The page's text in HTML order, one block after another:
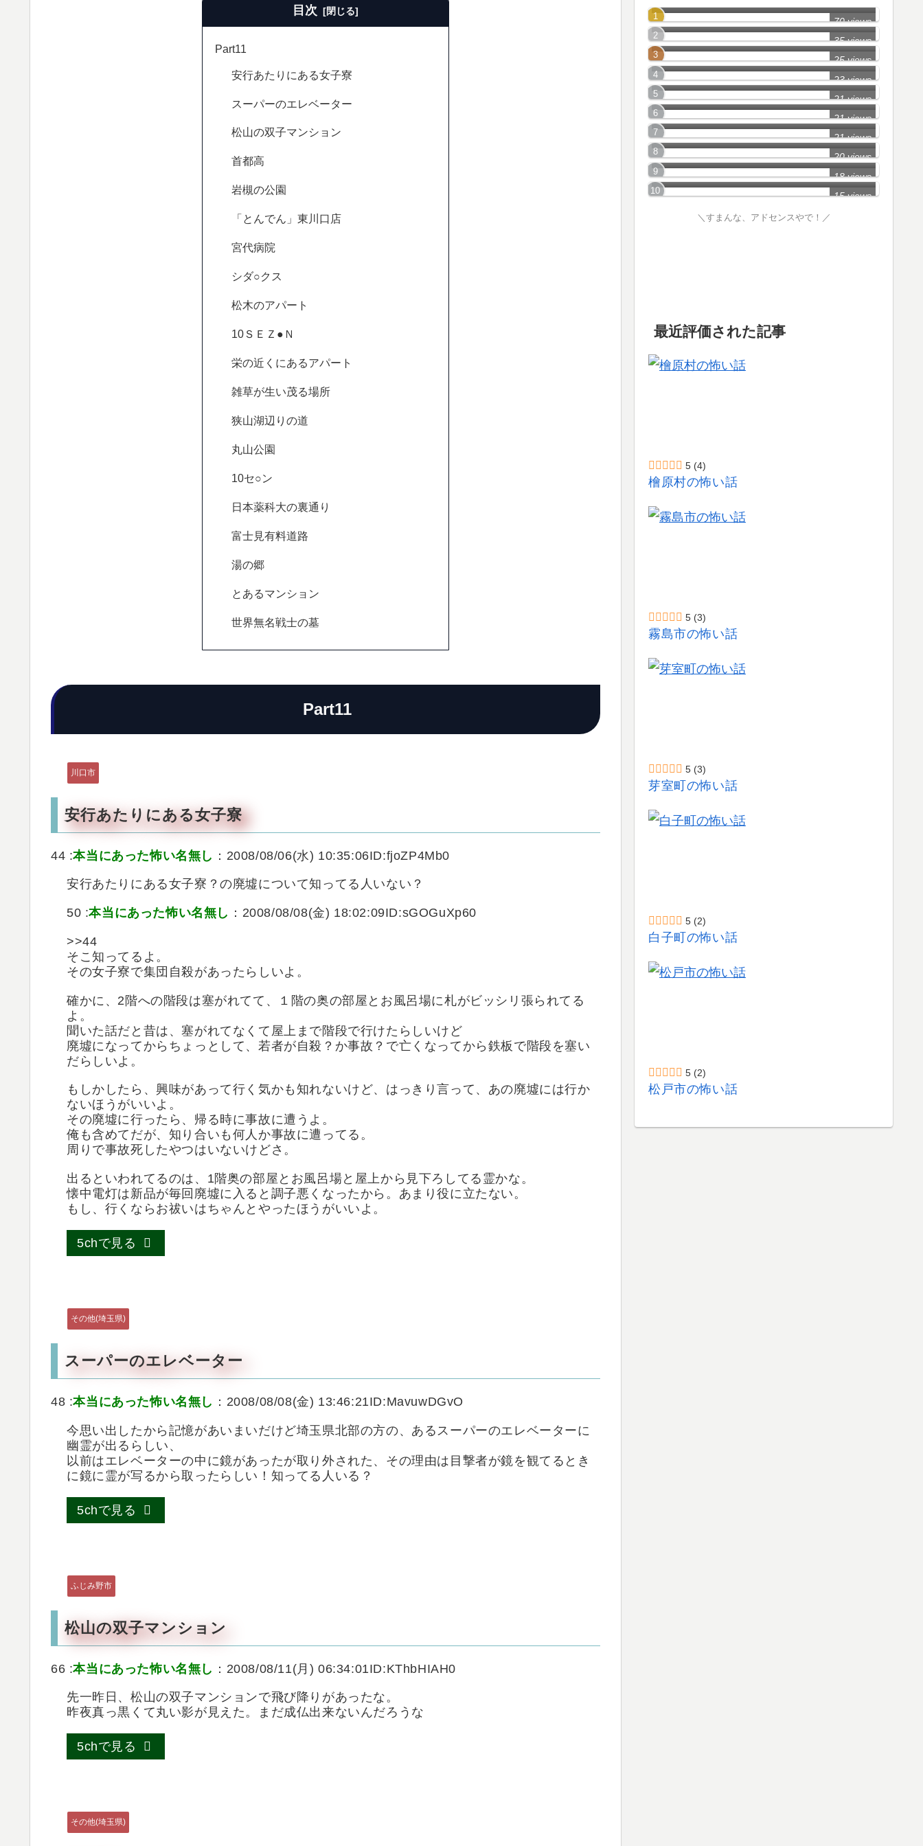
目次
Part11
安行あたりにある女子寮
スーパーのエレベーター
松山の双子マンション
首都高
岩槻の公園
「とんでん」東川口店
宮代病院
シダ○クス
松木のアパート
10ＳＥＺ●Ｎ
栄の近くにあるアパート
雑草が生い茂る場所
狭山湖辺りの道
丸山公園
10セ○ン
日本薬科大の裏通り
富士見有料道路
湯の郷
とあるマンション
世界無名戦士の墓
Part11
川口市
安行あたりにある女子寮
44 :本当にあった怖い名無し ：2008/08/06(水) 10:35:06ID:fjoZP4Mb0
安行あたりにある女子寮？の廃墟について知ってる人いない？
50 :本当にあった怖い名無し ：2008/08/08(金) 18:02:09ID:sGOGuXp60
>>44
そこ知ってるよ。
その女子寮で集団自殺があったらしいよ。
確かに、2階への階段は塞がれてて、１階の奥の部屋とお風呂場に札がビッシリ張られてる
よ。
聞いた話だと昔は、塞がれてなくて屋上まで階段で行けたらしいけど
廃墟になってからちょっとして、若者が自殺？か事故？で亡くなってから鉄板で階段を塞い
だらしいよ。
もしかしたら、興味があって行く気かも知れないけど、はっきり言って、あの廃墟には行か
ないほうがいいよ。
その廃墟に行ったら、帰る時に事故に遭うよ。
俺も含めてだが、知り合いも何人か事故に遭ってる。
周りで事故死したやつはいないけどさ。
出るといわれてるのは、1階奥の部屋とお風呂場と屋上から見下ろしてる霊かな。
懐中電灯は新品が毎回廃墟に入ると調子悪くなったから。あまり役に立たない。
もし、行くならお祓いはちゃんとやったほうがいいよ。
5chで見る
その他(埼玉県)
スーパーのエレベーター
48 :本当にあった怖い名無し ：2008/08/08(金) 13:46:21ID:MavuwDGvO
今思い出したから記憶があいまいだけど埼玉県北部の方の、あるスーパーのエレベーターに
幽霊が出るらしい、
以前はエレベーターの中に鏡があったが取り外された、その理由は目撃者が鏡を観てるとき
に鏡に霊が写るから取ったらしい！知ってる人いる？
5chで見る
ふじみ野市
松山の双子マンション
66 :本当にあった怖い名無し ：2008/08/11(月) 06:34:01ID:KThbHIAH0
先一昨日、松山の双子マンションで飛び降りがあったな。
昨夜真っ黒くて丸い影が見えた。まだ成仏出来ないんだろうな
5chで見る
その他(埼玉県)
70 views
所沢市のミステリースポット2
35 views
東京都_Part20
25 views
埼玉県_Part3
23 views
心霊スポットおしえて_Part1
21 views
長野県_Part10
21 views
神奈川県_Part2
21 views
西武池袋線沿線のたたり物件
20 views
千葉県_Part4
18 views
埼玉県幽霊地帯情報_Part3
15 views
＼すまんな、アドセンスやで！／
最近評価された記事
5 (4)
檜原村の怖い話
5 (3)
霧島市の怖い話
5 (3)
芽室町の怖い話
5 (2)
白子町の怖い話
5 (2)
松戸市の怖い話